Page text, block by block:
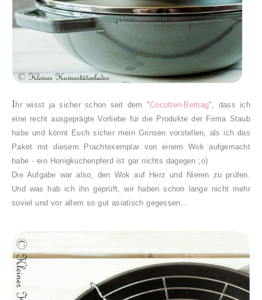
Ihr wisst ja sicher schon seit dem "Cocotten-Beitrag", dass ich
eine recht ausgeprägte Vorliebe für die Produkte der Firma Staub
habe und könnt Euch sicher mein Grinsen vorstellen, als ich das
Paket mit diesem Prachtexemplar von einem Wok aufgemacht
habe - ein Honigkuchenpferd ist gar nichts dagegen ;o)
Die Aufgabe war also, den Wok auf Herz und Nieren zu prüfen.
Und was hab ich ihn geprüft, wir haben schon lange nicht mehr
soviel und vor allem so gut asiatisch gegessen...